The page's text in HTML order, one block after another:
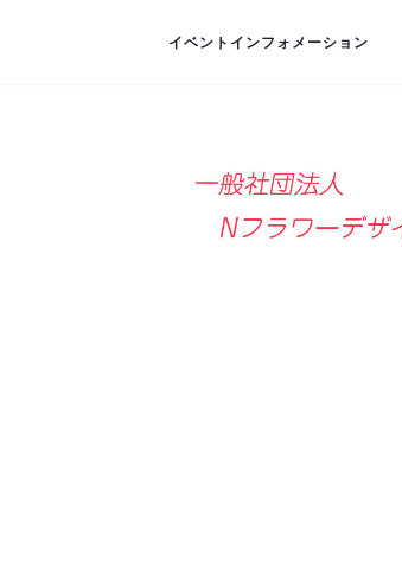
イベントインフォメーション